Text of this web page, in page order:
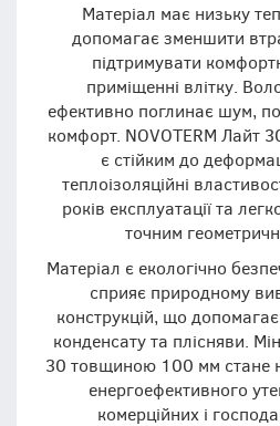
Матеріал має низьку
допомагає зменшити
підтримувати
приміщенні влітку.
ефективно поглинає шум,
комфорт. NOVOTERM Лайт
є стійким до
теплоізоляційні
років експлуатації та
точним
Матеріал є екологічно
сприяє природному
конструкцій, що
конденсату та плісняви.
30 товщиною 100 мм стане
енергоефективного
комерційних і